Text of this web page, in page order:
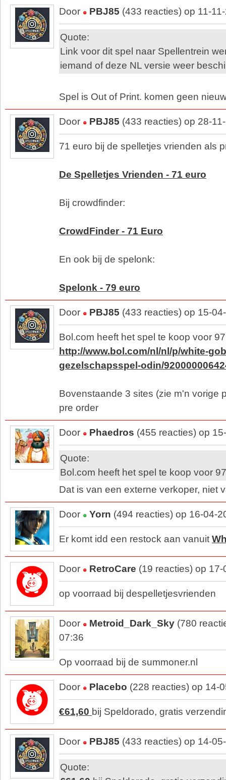
Door PBJ85 (433 reacties) op 11-
Quote:
Link voor dit spel naar Spellentrein
iemand of deze NL versie weer
Spel is Out of Print. komen geen
Door PBJ85 (433 reacties) op 28-
71 euro bij de spelletjes vrienden als
De Spelletjes Vrienden - 71 euro
Bij crowdfinder:
CrowdFinder - 71 Euro
En ook bij de spelonk:
Spelonk - 79 euro
Door PBJ85 (433 reacties) op 15-
Bol.com heeft het spel te koop voor
http://www.bol.com/nl/nl/p/white-
gezelschapsspel-odin/
Bovenstaande 3 sites (zie m'n vorige
pre order
Door Phaedros (455 reacties) op
Quote:
Bol.com heeft het spel te koop voor
Dat is van een externe verkoper, niet
Door Yorn (494 reacties) op 16-04-
Er komt idd een restock aan vanuit
Door RetroCare (19 reacties) op
op voorraad bij despelletjesvrienden
Door Metroid_Dark_Sky (780
07:36
Op voorraad bij de summoner.nl
Door Placebo (228 reacties) op 14-
€61,60 bij Speldorado, gratis
Door PBJ85 (433 reacties) op 14-
Quote: